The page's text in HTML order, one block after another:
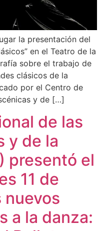
la presentación del
en el Teatro de la
sobre el trabajo de
clásicos de la
por el Centro de
y de […]
de las
y de la
presentó el
11 de
a la danza: